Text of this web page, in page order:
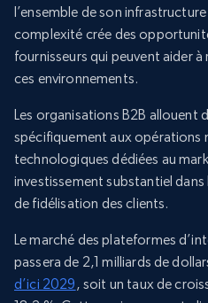
l’ensemble de son
complexité crée des
fournisseurs qui peuvent aider
ces environnements.
Les organisations B2B allouent
spécifiquement aux opérations
technologiques dédiées au
investissement substantiel
de fidélisation des clients.
Le marché des plateformes
passera de 2,1 milliards de
d’ici 2029, soit un taux de